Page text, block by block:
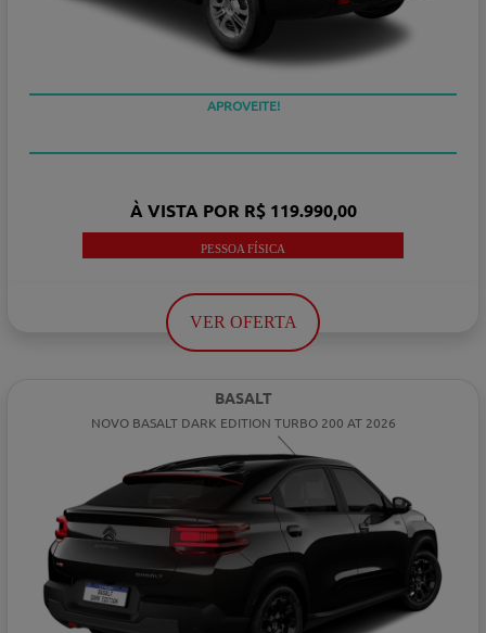
APROVEITE!
À VISTA POR R$ 119.990,00
PESSOA FÍSICA
VER OFERTA
BASALT
NOVO BASALT DARK EDITION TURBO 200 AT 2026